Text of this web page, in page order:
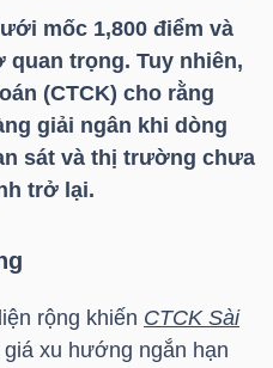
mốc 1,800 điểm và
trọng. Tuy nhiên,
(CTCK) cho rằng
giải ngân khi dòng
sát và thị trường chưa
trở lại.
rộng khiến CTCK Sài
giá xu hướng ngắn hạn